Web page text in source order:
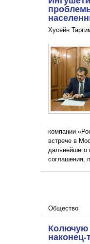
Хусейн
компании
встрече в
дальнейшего
соглашения,
Общество
Колючую
наконец-